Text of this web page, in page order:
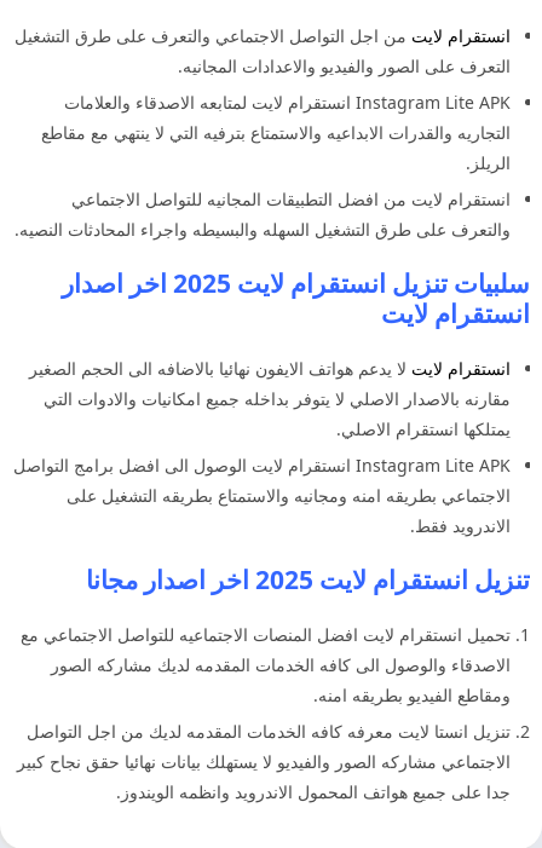
انستقرام لايت من اجل التواصل الاجتماعي والتعرف على طرق التشغيل
التعرف على الصور والفيديو والاعدادات المجانيه.
Instagram Lite APK انستقرام لايت لمتابعه الاصدقاء والعلامات
التجاريه والقدرات الابداعيه والاستمتاع بترفيه التي لا ينتهي مع مقاطع
الريلز.
انستقرام لايت من افضل التطبيقات المجانيه للتواصل الاجتماعي
والتعرف على طرق التشغيل السهله والبسيطه واجراء المحادثات النصيه.
سلبيات تنزيل انستقرام لايت 2025 اخر اصدار
انستقرام لايت
انستقرام لايت لا يدعم هواتف الايفون نهائيا بالاضافه الى الحجم الصغير
مقارنه بالاصدار الاصلي لا يتوفر بداخله جميع امكانيات والادوات التي
يمتلكها انستقرام الاصلي.
Instagram Lite APK انستقرام لايت الوصول الى افضل برامج التواصل
الاجتماعي بطريقه امنه ومجانيه والاستمتاع بطريقه التشغيل على
الاندرويد فقط.
تنزيل انستقرام لايت 2025 اخر اصدار مجانا
تحميل انستقرام لايت افضل المنصات الاجتماعيه للتواصل الاجتماعي مع
الاصدقاء والوصول الى كافه الخدمات المقدمه لديك مشاركه الصور
ومقاطع الفيديو بطريقه امنه.
تنزيل انستا لايت معرفه كافه الخدمات المقدمه لديك من اجل التواصل
الاجتماعي مشاركه الصور والفيديو لا يستهلك بيانات نهائيا حقق نجاح كبير
جدا على جميع هواتف المحمول الاندرويد وانظمه الويندوز.